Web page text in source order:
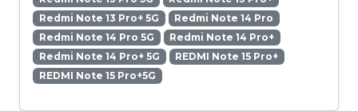
Redmi Note 13 Pro+ 5G
Redmi Note 14 Pro
Redmi Note 14 Pro 5G
Redmi Note 14 Pro+
Redmi Note 14 Pro+ 5G
REDMI Note 15 Pro+
REDMI Note 15 Pro+5G